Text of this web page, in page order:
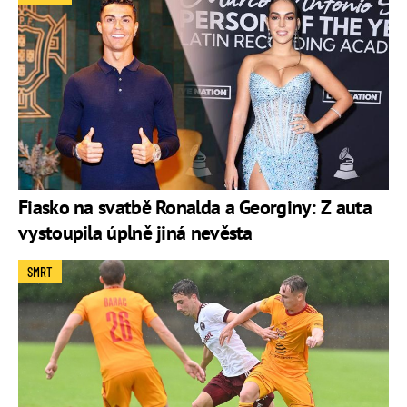
Fiasko na svatbě Ronalda a Georginy: Z auta
vystoupila úplně jiná nevěsta
SMRT